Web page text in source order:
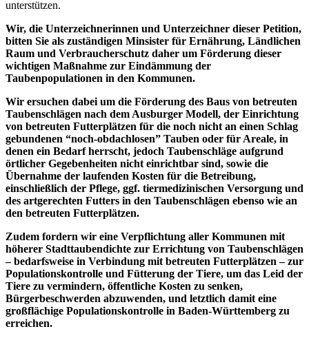
unterstützen.
Wir, die Unterzeichnerinnen und Unterzeichner dieser Petition,
bitten Sie als zuständigen Minsister für Ernährung, Ländlichen
Raum und Verbraucherschutz daher um Förderung dieser
wichtigen Maßnahme zur Eindämmung der
Taubenpopulationen in den Kommunen.
Wir ersuchen dabei um die Förderung des Baus von betreuten
Taubenschlägen nach dem Ausburger Modell, der Einrichtung
von betreuten Futterplätzen für die noch nicht an einen Schlag
gebundenen “noch-obdachlosen” Tauben oder für Areale, in
denen ein Bedarf herrscht, jedoch Taubenschläge aufgrund
örtlicher Gegebenheiten nicht einrichtbar sind, sowie die
Übernahme der laufenden Kosten für die Betreibung,
einschließlich der Pflege, ggf. tiermedizinischen Versorgung und
des artgerechten Futters in den Taubenschlägen ebenso wie an
den betreuten Futterplätzen.
Zudem fordern wir eine Verpflichtung aller Kommunen mit
höherer Stadttaubendichte zur Errichtung von Taubenschlägen
– bedarfsweise in Verbindung mit betreuten Futterplätzen – zur
Populationskontrolle und Fütterung der Tiere, um das Leid der
Tiere zu vermindern, öffentliche Kosten zu senken,
Bürgerbeschwerden abzuwenden, und letztlich damit eine
großflächige Populationskontrolle in Baden-Württemberg zu
erreichen.